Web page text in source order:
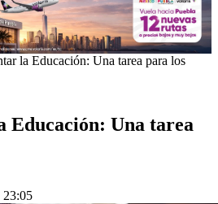
la Educación: Una tarea para los
Educación: Una tarea
23:05